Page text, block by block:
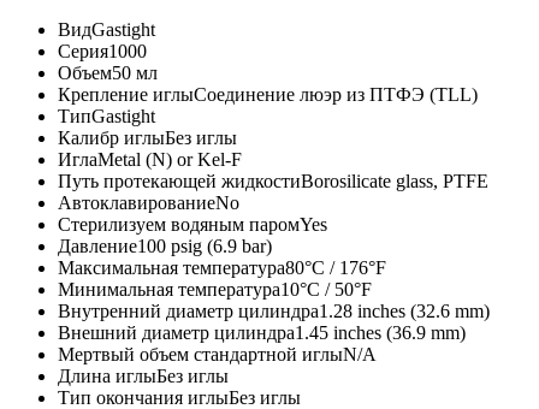
ВидGastight
Серия1000
Объем50 мл
Крепление иглыСоединение люэр из ПТФЭ (TLL)
ТипGastight
Калибр иглыБез иглы
ИглаMetal (N) or Kel-F
Путь протекающей жидкостиBorosilicate glass, PTFE
АвтоклавированиеNo
Стерилизуем водяным паромYes
Давление100 psig (6.9 bar)
Максимальная температура80°C / 176°F
Минимальная температура10°C / 50°F
Внутренний диаметр цилиндра1.28 inches (32.6 mm)
Внешний диаметр цилиндра1.45 inches (36.9 mm)
Мертвый объем стандартной иглыN/A
Длина иглыБез иглы
Тип окончания иглыБез иглы